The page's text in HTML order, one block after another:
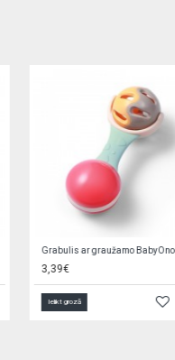
Grabulis ar lodītēm 02/457 blue
4,69€
Ielikt grozā